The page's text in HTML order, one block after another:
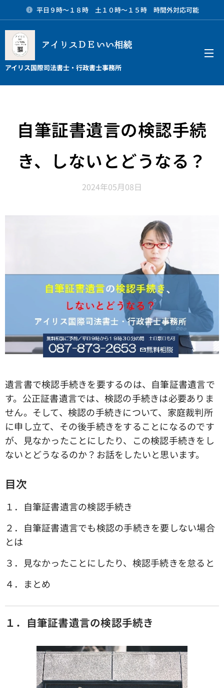
平日９時～１８時 土１０時～１５時 時間外対応可能
アイリスＤＥいい相続
アイリス国際司法書士・行政書士事務所
自筆証書遺言の検認手続
き、しないとどうなる？
2024年05月08日
遺言書で検認手続きを要するのは、自筆証書遺言で
す。公正証書遺言では、検認の手続きは必要ありま
せん。そして、検認の手続きについて、家庭裁判所
に申し立て、その後手続きをすることになるのです
が、見なかったことにしたり、この検認手続きをし
ないとどうなるのか？お話をしたいと思います。
目次
１．自筆証書遺言の検認手続き
２．自筆証書遺言でも検認の手続きを要しない場合
とは
３．見なかったことにしたり、検認手続きを怠ると
４．まとめ
１．自筆証書遺言の検認手続き